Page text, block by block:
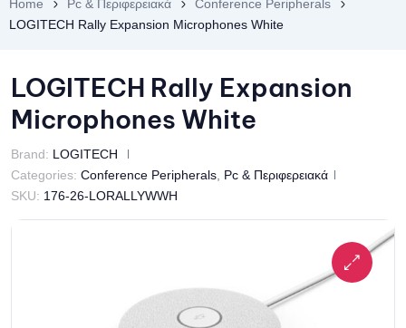
Home Pc & Περιφερειακά
Conference Peripherals
LOGITECH Rally Expansion Microphones White
LOGITECH Rally Expansion
Microphones White
Brand: LOGITECH
Categories: Conference Peripherals Pc & Περιφερειακά
SKU: 176-26-LORALLYWWH